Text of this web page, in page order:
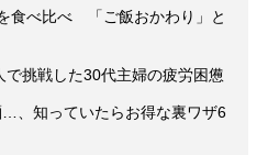
食べ比べ 「ご飯おかわり」と
で挑戦した30代主婦の疲労困憊
、知っていたらお得な裏ワザ6